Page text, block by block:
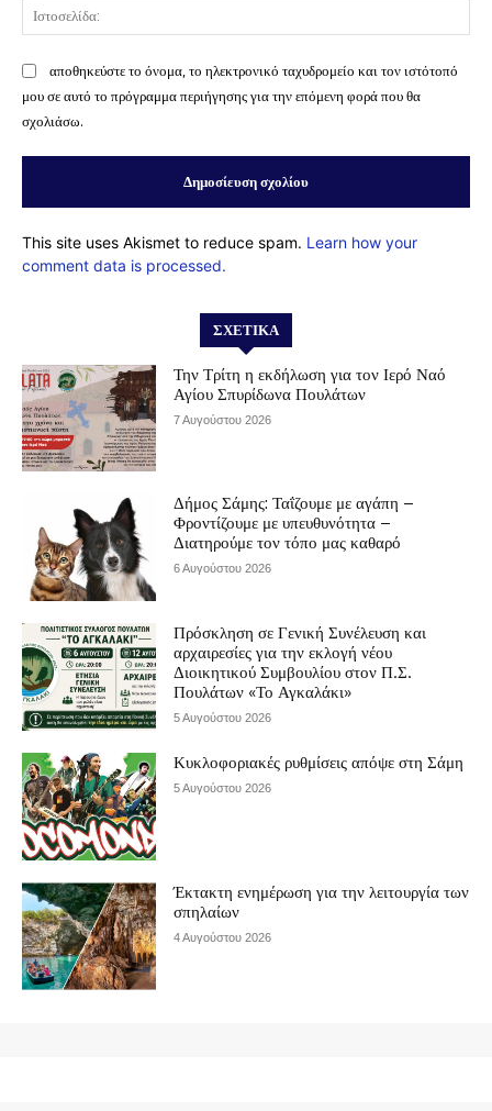
αποθηκεύστε το όνομα, το ηλεκτρονικό ταχυδρομείο και τον ιστότοπό
μου σε αυτό το πρόγραμμα περιήγησης για την επόμενη φορά που θα
σχολιάσω.
This site uses Akismet to reduce spam. Learn how your
comment data is processed.
ΣΧΕΤΙΚΆ
Την Τρίτη η εκδήλωση για τον Ιερό Ναό
Αγίου Σπυρίδωνα Πουλάτων
7 Αυγούστου 2026
Δήμος Σάμης: Ταΐζουμε με αγάπη –
Φροντίζουμε με υπευθυνότητα –
Διατηρούμε τον τόπο μας καθαρό
6 Αυγούστου 2026
Πρόσκληση σε Γενική Συνέλευση και
αρχαιρεσίες για την εκλογή νέου
Διοικητικού Συμβουλίου στον Π.Σ.
Πουλάτων «Το Αγκαλάκι»
5 Αυγούστου 2026
Κυκλοφοριακές ρυθμίσεις απόψε στη Σάμη
5 Αυγούστου 2026
Έκτακτη ενημέρωση για την λειτουργία των
σπηλαίων
4 Αυγούστου 2026